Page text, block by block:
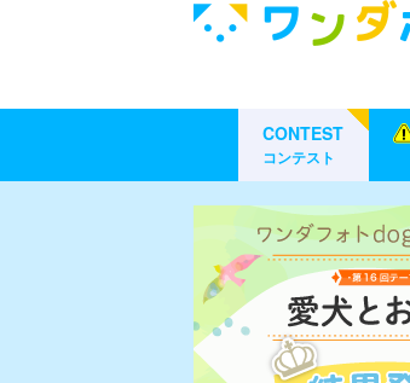
CONTEST
コンテスト